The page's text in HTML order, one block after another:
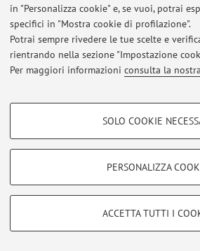
in "Personalizza cookie" e, se vuoi, potrai
specifici in "Mostra cookie di profilazione".
Potrai sempre rivedere le tue scelte e
rientrando nella sezione "Impostazione
Per maggiori informazioni consulta la
COOKIE DI PROFILAZIONE -
COOKIE TECNICI - NECESSARI
Si tratta di cookie tecnici utilizzati, a titolo
SOLO COOKIE
PERSONALIZZA
ACCETTA TUTTI I
© 2026 - ALMA MATER STUDIORUM -
Zamboni, 33 - 40126 Bologna - Partita
Privacy| Note legali|